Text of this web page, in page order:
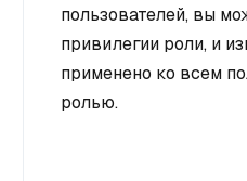
пользователей, вы
привилегии роли, и
применено ко всем
ролью.